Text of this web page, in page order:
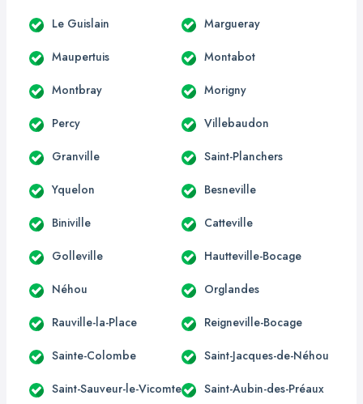
Le Guislain Margueray
Maupertuis Montabot
Montbray Morigny
Percy Villebaudon
Granville Saint-Planchers
Yquelon Besneville
Biniville Catteville
Golleville Hautteville-Bocage
Néhou Orglandes
Rauville-la-Place Reigneville-Bocage
Sainte-Colombe Saint-Jacques-de-Néhou
Saint-Sauveur-le-Vicomte Saint-Aubin-des-Préaux